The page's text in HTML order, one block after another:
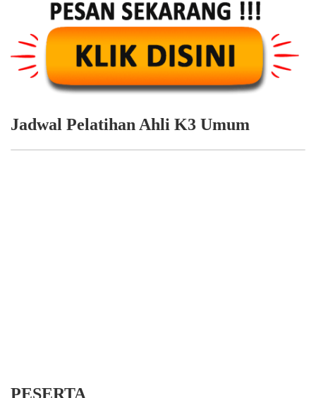
Jadwal Pelatihan Ahli K3 Umum
PESERTA